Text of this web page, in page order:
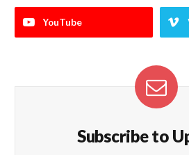
YouTube
Subscribe to